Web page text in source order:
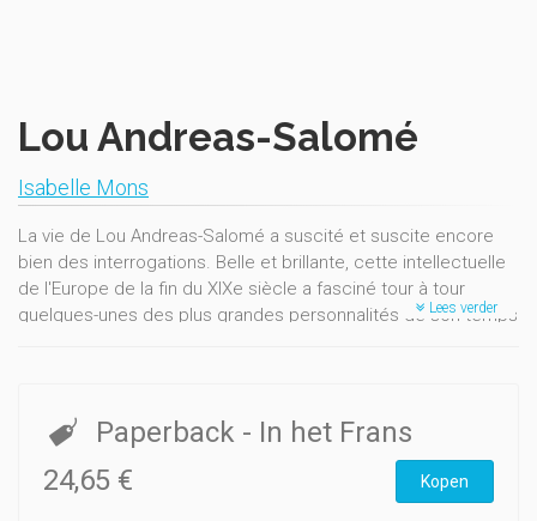
Lou Andreas-Salomé
Isabelle Mons
La vie de Lou Andreas-Salomé a suscité et suscite encore
bien des interrogations. Belle et brillante, cette intellectuelle
de l'Europe de la fin du XIXe siècle a fasciné tour à tour
quelques-unes des plus grandes personnalités de son temps
cours, Lou Andreas-Salomé (1861-1937) fut tout à la fois
muse, écrivain et psychanalyste, vivant de sa plume à une
époque où cela ne se faisait pas. Auprès de Nietzsche,
rencontré en 1882, dont elle est l'indispensable disciple, Lou
Lees verder
Paperback - In het Frans
24,65 €
Kopen